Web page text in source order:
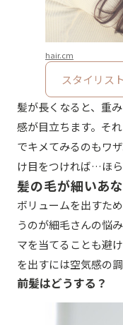
hair.cm
スタイリス
髪が長くなると、重
感が目立ちます。そ
でキメてみるのもワ
け目をつければ…ほ
髪の毛が細いあ
ボリュームを出すた
うのが細毛さんの悩
マを当てることも避
を出すには空気感の
前髪はどうする？